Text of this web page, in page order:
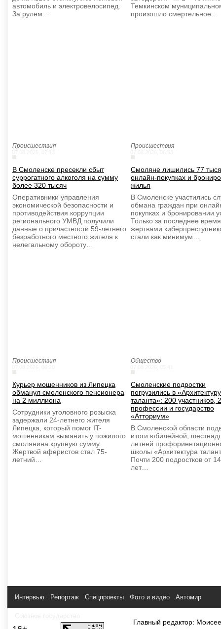
автомобиль и электровелосипед.
За рулем…
Темкинском
произошло смертельное…
Происшествия
В Смоленске пресекли сбыт
суррогатного алкоголя на сумму
более 320 тысяч
Оперативники управления
экономической безопасности и
противодействия коррупции
регионального УМВД получили
данные о причастности 59-летнего
безработного местного жителя к
нелегальному обороту…
Происшествия
Смоляне лишились 77
онлайн-покупках и
жилья
В Смоленске участились
обмана граждан при
покупках и бронировании
Только за последнее время
жертвами
стали как минимум…
Происшествия
Курьер мошенников из Липецка
обманул смоленского пенсионера
на 2 миллиона
Сотрудники уголовного розыска
задержали 24-летнего жителя
Липецка, который помог IT-
мошенникам выманить у пожилого
смолянина крупную сумму.
Жертвой аферистов стал 75-
летний…
Общество
Смоленские подростки
погрузились в «Архитектуру
таланта»: 200 участников,
профессии и государство
«Атториум»
В Смоленской области
итоги юбилейной,
летней
школы «Архитектура
Почти 200 подростков от
лет…
Интервью Репортаж Спецпроекты Фото и видео Автомир
Главный редактор: